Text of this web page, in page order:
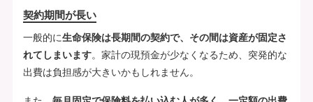
契約期間が長い
一般的に生命保険は長期間の契約で、その間は資産が固定さ
れてしまいます。家計の現預金が少なくなるため、突発的な
出費は負担感が大きいかもしれません。